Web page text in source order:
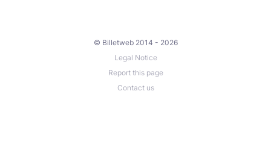
© Billetweb 2014 - 2026
Legal Notice
Report this page
Contact us